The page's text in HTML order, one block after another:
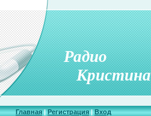
Радио
Кристина
Главная|Регистрация|Вход